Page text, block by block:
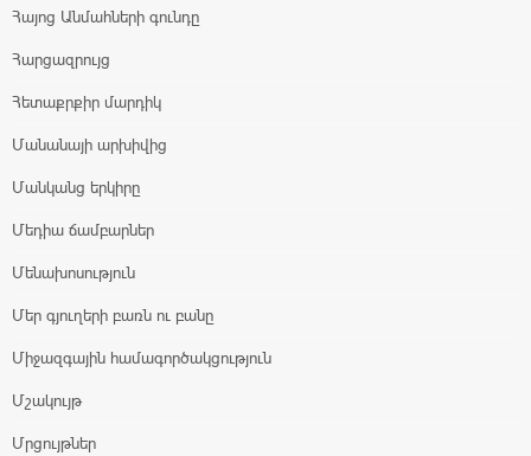
Հայոց Անմահների գունդը
Հարցազրույց
Հետաքրքիր մարդիկ
Մանանայի արխիվից
Մանկանց երկիրը
Մեդիա ճամբարներ
Մենախոսություն
Մեր գյուղերի բառն ու բանը
Միջազգային համագործակցություն
Մշակույթ
Մրցույթներ